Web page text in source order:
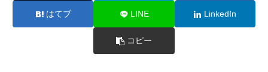
はてブ LINE LinkedIn
コピー